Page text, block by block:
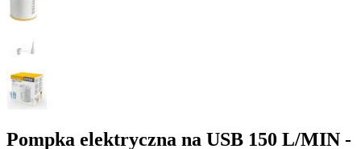
Pompka elektryczna na USB 150 L/MIN -